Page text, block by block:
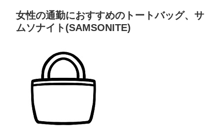
女性の通勤におすすめのトートバッグ、サ
ムソナイト(SAMSONITE)